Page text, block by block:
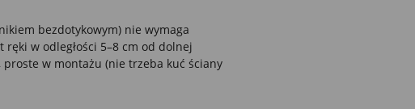
bezdotykowym) nie wymaga
w odległości 5–8 cm od dolnej
proste w montażu (nie trzeba kuć ściany